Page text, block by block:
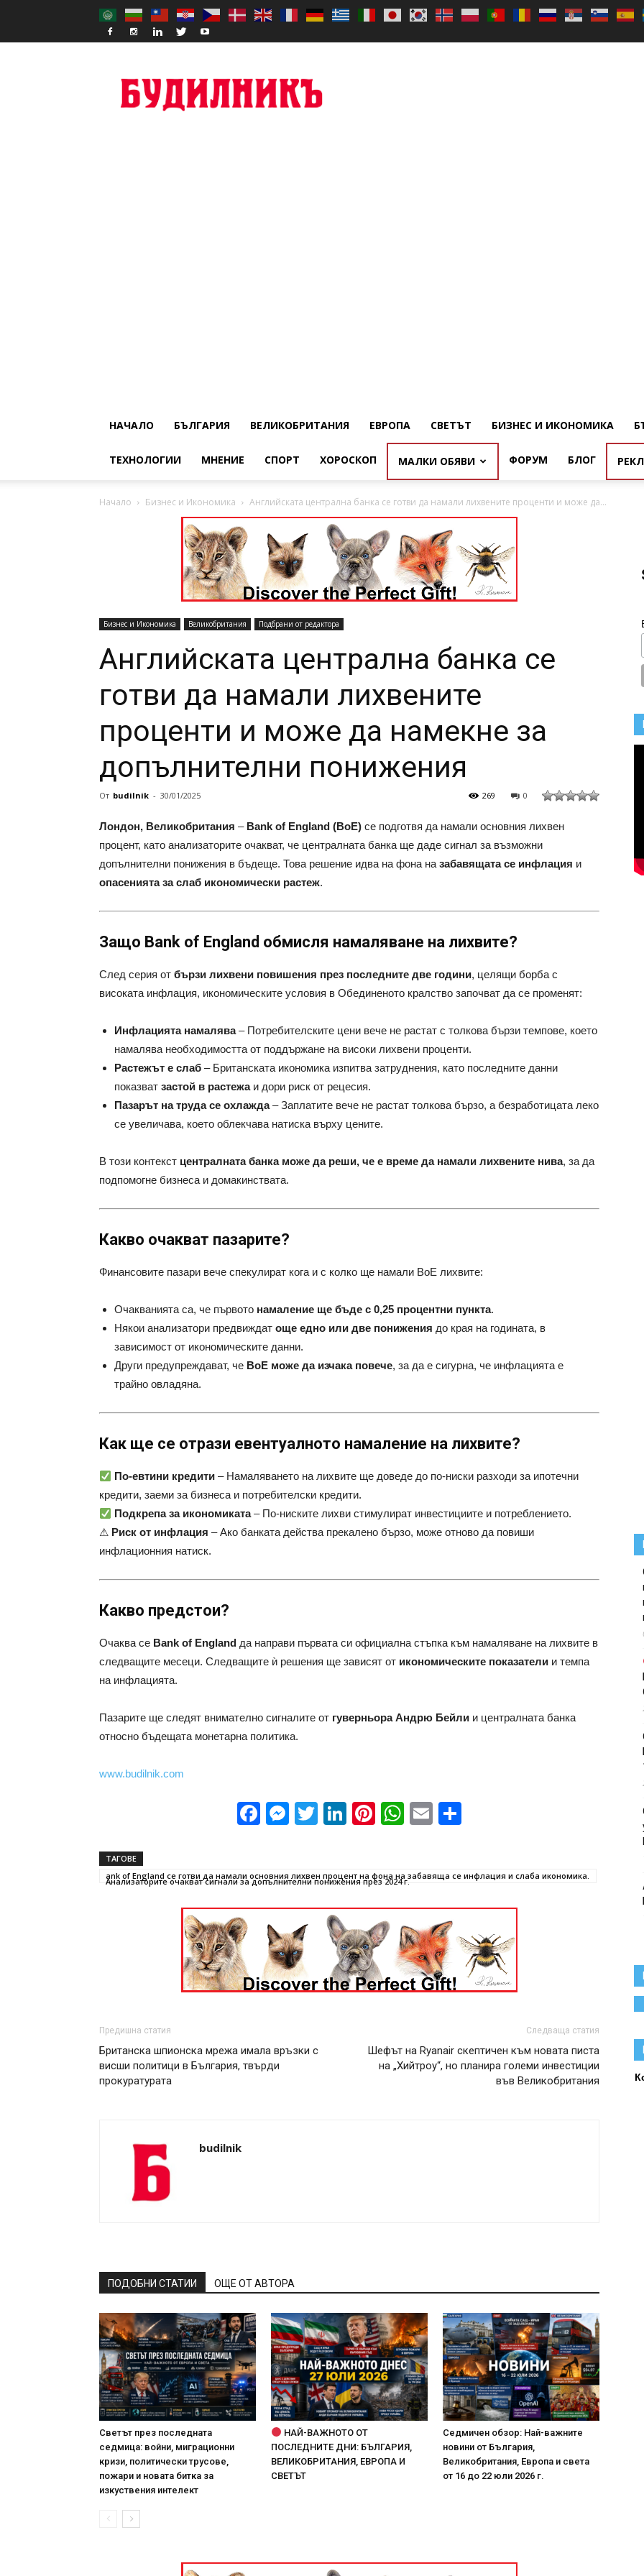
НАЧАЛО БЪЛГАРИЯ ВЕЛИКОБРИТАНИЯ ЕВРОПА СВЕТЪТ БИЗНЕС И ИКОНОМИКА
ТЕХНОЛОГИИ МНЕНИЕ СПОРТ ХОРОСКОП МАЛКИ ОБЯВИ ФОРУМ БЛОГ
Начало Бизнес и Икономика Английската централна банка се готви да намали лихвените проценти и може да...
Бизнес и Икономика Великобритания Подбрани от редактора
Английската централна банка се
готви да намали лихвените
проценти и може да намекне за
допълнителни понижения
От budilnik - 30/01/2025 0
269
Лондон, Великобритания – Bank of England (BoE) се подготвя да намали основния лихвен
процент, като анализаторите очакват, че централната банка ще даде сигнал за възможни
допълнителни понижения в бъдеще. Това решение идва на фона на забавящата се инфлация и
опасенията за слаб икономически растеж.
Защо Bank of England обмисля намаляване на лихвите?
След серия от бързи лихвени повишения през последните две години, целящи борба с
високата инфлация, икономическите условия в Обединеното кралство започват да се променят:
Инфлацията намалява– Потребителските цени вече не растат с толкова бързи темпове, което
намалява необходимостта от поддържане на високи лихвени проценти.
Растежът е слаб – Британската икономика изпитва затруднения, като последните данни
показват застой в растежаи дори риск от рецесия.
Пазарът на труда се охлажда– Заплатите вече не растат толкова бързо, а безработицата леко
се увеличава, което облекчава натиска върху цените.
В този контекст централната банка може да реши, че е време да намали лихвените нива, за да
подпомогне бизнеса и домакинствата.
Какво очакват пазарите?
Финансовите пазари вече спекулират кога и с колко ще намали BoE лихвите:
Очакванията са, че първото намаление ще бъде с 0,25 процентни пункта.
Някои анализатори предвиждат още едно или две понижения до края на годината, в
зависимост от икономическите данни.
Други предупреждават, че BoE може да изчака повече, за да е сигурна, че инфлацията е
трайно овладяна.
Как ще се отрази евентуалното намаление на лихвите?
По-евтини кредити – Намаляването на лихвите ще доведе до по-ниски разходи за ипотечни
кредити, заеми за бизнеса и потребителски кредити.
Подкрепа за икономиката– По-ниските лихви стимулират инвестициите и потреблението.
⚠ Риск от инфлация – Ако банката действа прекалено бързо, може отново да повиши
инфлационния натиск.
Какво предстои?
Очаква се Bank of England да направи първата си официална стъпка към намаляване на лихвите в
следващите месеци. Следващите ѝ решения ще зависят от икономическите показатели и темпа
на инфлацията.
Пазарите ще следят внимателно сигналите от гуверньора Андрю Бейли и централната банка
относно бъдещата монетарна политика.
www.budilnik.com
Facebook
Messenger
Twitter
LinkedIn
Pinterest
WhatsApp
Email
ТАГОВЕ
ank of England се готви да намали основния лихвен процент на фона на забавяща се инфлация и слаба икономика.
Анализаторите очакват сигнали за допълнителни понижения през 2024 г.
Предишна статия
Британска шпионска мрежа имала връзки с
висши политици в България, твърди
прокуратурата
Следваща статия
Шефът на Ryanair скептичен към новата писта
на „Хийтроу“, но планира големи инвестиции
във Великобритания
budilnik
ПОДОБНИ СТАТИИ ОЩЕ ОТ АВТОРА
Светът през последната
седмица: войни, миграционни
кризи, политически трусове,
пожари и новата битка за
изкуствения интелект
НАЙ-ВАЖНОТО ОТ
ПОСЛЕДНИТЕ ДНИ: БЪЛГАРИЯ,
ВЕЛИКОБРИТАНИЯ, ЕВРОПА И
СВЕТЪТ
Седмичен обзор: Най-важните
новини от България,
Великобритания, Европа и света
от 16 до 22 юли 2026 г.